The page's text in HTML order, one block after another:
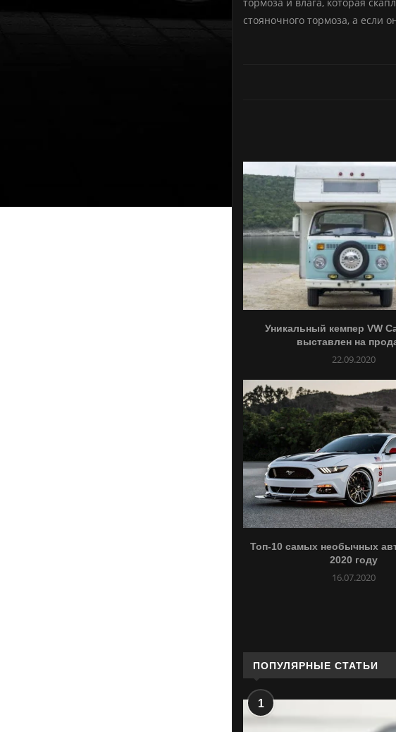
стояночного тормоза, а если
Уникальный кемпер VW
выставлен на
22.09.2020
Топ-10 самых необычных
2020 году
16.07.2020
ПОПУЛЯРНЫЕ СТАТЬИ
1